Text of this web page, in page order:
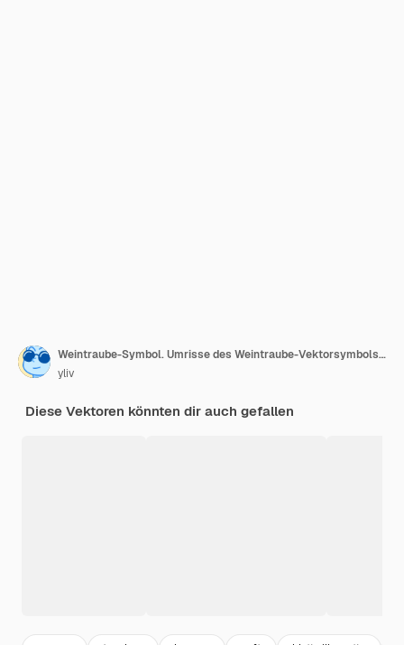
Weintraube-Symbol. Umrisse des Weintraube-Vektorsymbols in Farbe, flach isoliert
yliv
Diese Vektoren könnten dir auch gefallen